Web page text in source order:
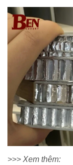
>>> Xem thêm: